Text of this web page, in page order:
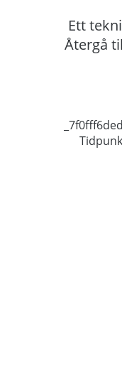
Ett
Återgå